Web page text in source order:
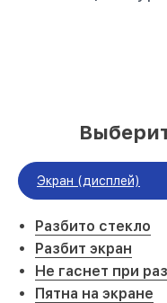
Экран (дисплей)
Разбито стекло
Разбит экран
Не гаснет при
Пятна на экране